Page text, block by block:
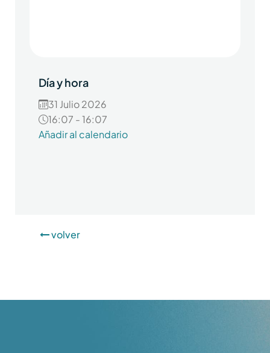
Día y hora
31 Julio 2026
16:07 - 16:07
Añadir al calendario
volver